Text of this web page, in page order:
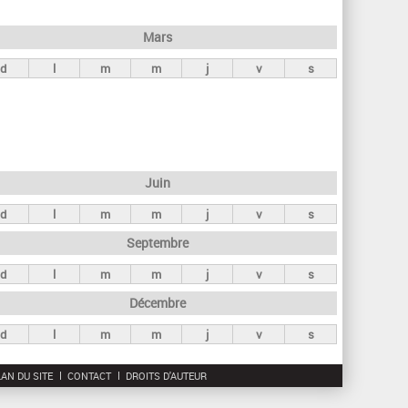
r
c
Mars
d l m m j v s
Juin
d l m m j v s
Septembre
d l m m j v s
Décembre
d l m m j v s
DU SITE CONTACT DROITS D'AUTEUR